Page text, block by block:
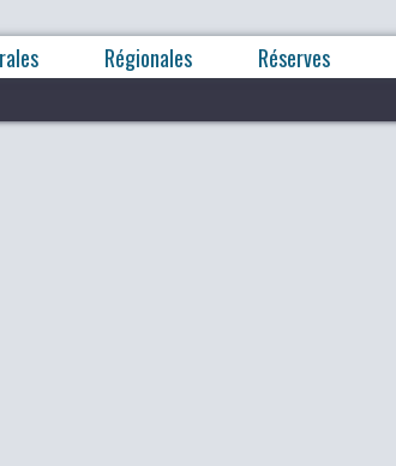
Régionales Réserves